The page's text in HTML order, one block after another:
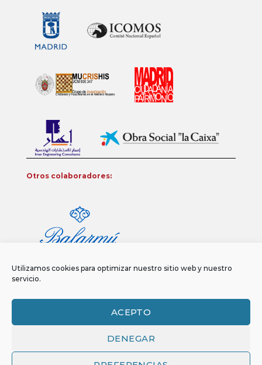
Utilizamos cookies para optimizar nuestro sitio web y nuestro
servicio.
ACEPTO
DENEGAR
Otros colaboradores:
Política de privacidad